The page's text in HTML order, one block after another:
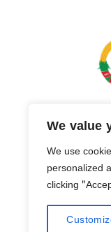
We value
We use
personalized
clicking
ແ
ສຶກ
ເທັ